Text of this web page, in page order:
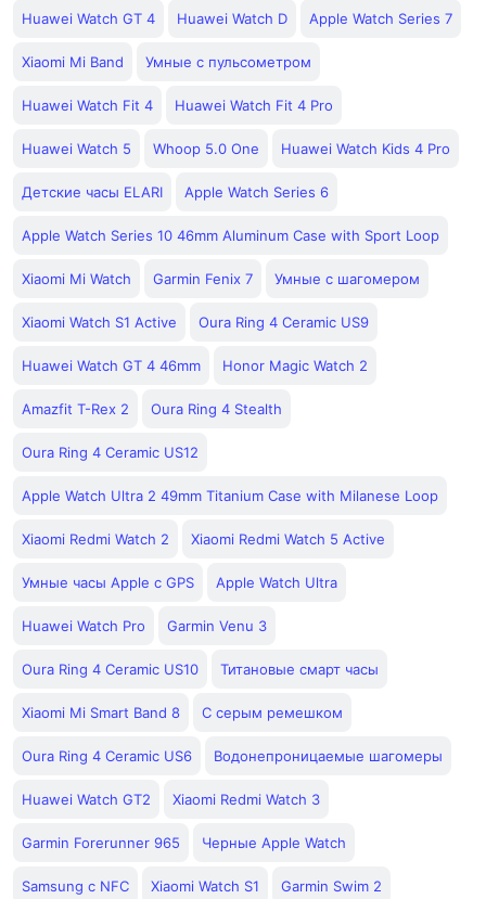
Huawei Watch GT 4 Huawei Watch D Apple Watch Series 7
Xiaomi Mi Band Умные с пульсометром
Huawei Watch Fit 4 Huawei Watch Fit 4 Pro
Huawei Watch 5 Whoop 5.0 One Huawei Watch Kids 4 Pro
Детские часы ELARI Apple Watch Series 6
Apple Watch Series 10 46mm Aluminum Case with Sport Loop
Xiaomi Mi Watch Garmin Fenix 7 Умные с шагомером
Xiaomi Watch S1 Active Oura Ring 4 Ceramic US9
Huawei Watch GT 4 46mm Honor Magic Watch 2
Amazfit T-Rex 2 Oura Ring 4 Stealth
Oura Ring 4 Ceramic US12
Apple Watch Ultra 2 49mm Titanium Case with Milanese Loop
Xiaomi Redmi Watch 2 Xiaomi Redmi Watch 5 Active
Умные часы Apple с GPS Apple Watch Ultra
Huawei Watch Pro Garmin Venu 3
Oura Ring 4 Ceramic US10 Титановые смарт часы
Xiaomi Mi Smart Band 8 С серым ремешком
Oura Ring 4 Ceramic US6 Водонепроницаемые шагомеры
Huawei Watch GT2 Xiaomi Redmi Watch 3
Garmin Forerunner 965 Черные Apple Watch
Samsung с NFC Xiaomi Watch S1 Garmin Swim 2